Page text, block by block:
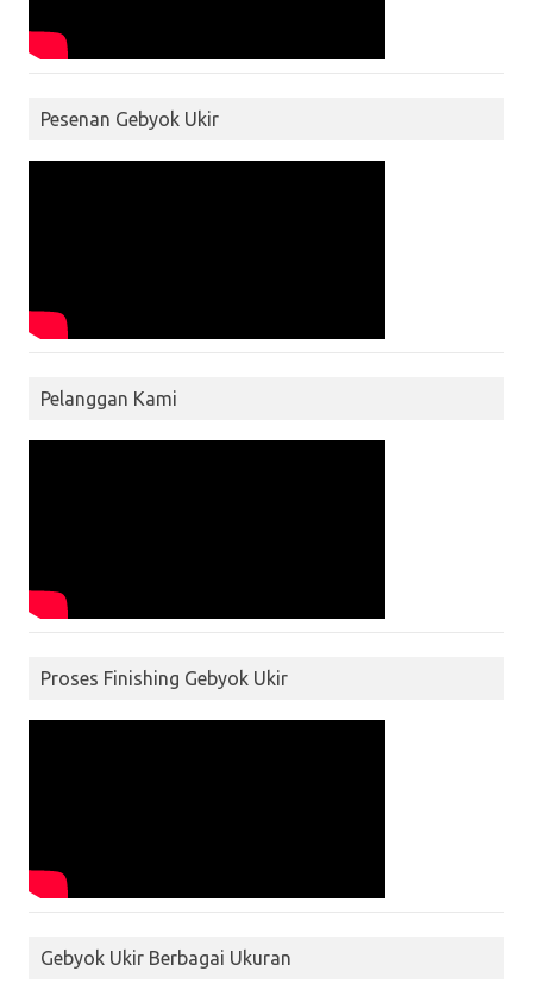
Pesenan Gebyok Ukir
Pelanggan Kami
Proses Finishing Gebyok Ukir
Gebyok Ukir Berbagai Ukuran